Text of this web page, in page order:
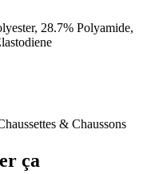
28.7% Polyamide,
& Chaussons
ça